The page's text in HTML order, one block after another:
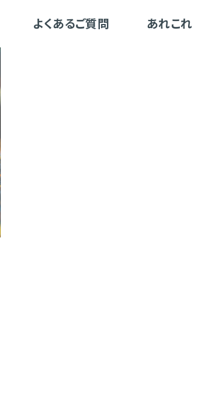
よくあるご質問 あれこれ